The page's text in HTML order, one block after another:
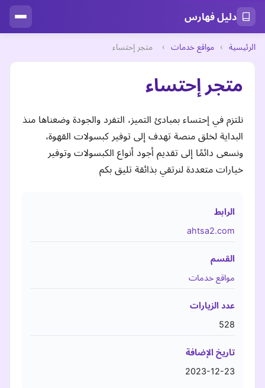
دليل فهارس
الرئيسية › مواقع خدمات › متجر إحتساء
متجر إحتساء
نلتزم في إحتساء بمبادئ التميز، التفرد والجودة وضعناها منذ
البداية لخلق منصة تهدف إلى توفير كبسولات القهوة،
ونسعى دائمًا إلى تقديم أجود أنواع الكبسولات وتوفير
خيارات متعددة لنرتقي بذائقة تليق بكم
الرابط
ahtsa2.com
القسم
مواقع خدمات
عدد الزيارات
528
تاريخ الإضافة
2023-12-23